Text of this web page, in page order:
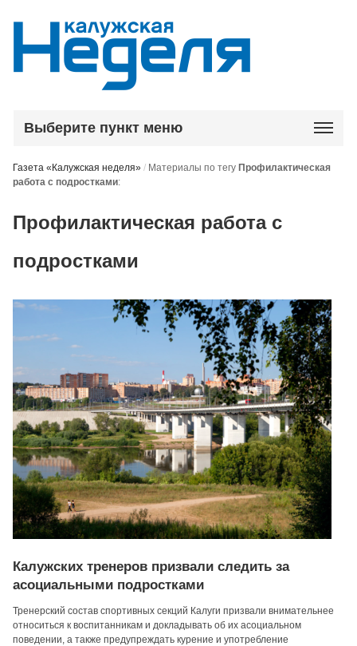
Выберите пункт меню
Газета «Калужская неделя» / Материалы по тегу Профилактическая
работа с подростками:
Профилактическая работа с
подростками
Калужских тренеров призвали следить за
асоциальными подростками
Тренерский состав спортивных секций Калуги призвали внимательнее
относиться к воспитанникам и докладывать об их асоциальном
поведении, а также предупреждать курение и употребление